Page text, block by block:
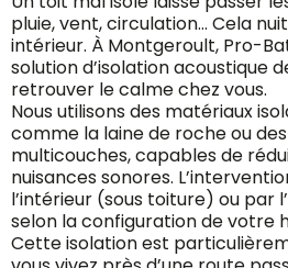
pluie, vent, circulation… Cela
intérieur. À Montgeroult, Pro-
solution d’isolation acoustique
retrouver le calme chez vous.
Nous utilisons des matériaux
comme la laine de roche ou
multicouches, capables de
nuisances sonores.
l’intérieur (sous toiture) ou par
selon la configuration de votre
Cette isolation est